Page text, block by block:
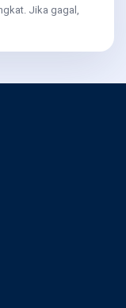
Jika gagal,